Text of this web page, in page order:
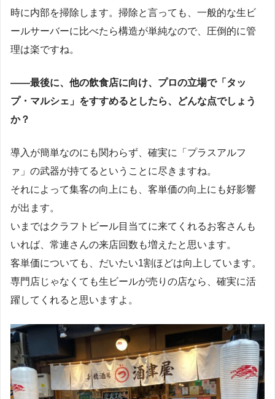
時に内部を掃除します。掃除と言っても、一般的な生ビ
ールサーバーに比べたら構造が単純なので、圧倒的に管
理は楽ですね。
――最後に、他の飲食店に向け、プロの立場で「タッ
プ・マルシェ」をすすめるとしたら、どんな点でしょう
か？
導入が簡単なのにも関わらず、確実に「プラスアルフ
ァ」の武器が持てるということに尽きますね。
それによって集客の向上にも、客単価の向上にも好影響
が出ます。
いまではクラフトビール目当てに来てくれるお客さんも
いれば、常連さんの来店回数も増えたと思います。
客単価についても、だいたい1割ほどは向上しています。
専門店じゃなくても生ビールが売りの店なら、確実に活
躍してくれると思いますよ。